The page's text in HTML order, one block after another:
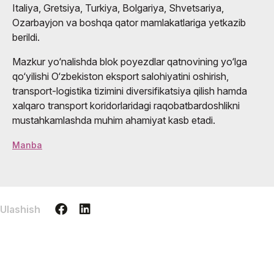
Italiya, Gretsiya, Turkiya, Bolgariya, Shvetsariya,
Ozarbayjon va boshqa qator mamlakatlariga yetkazib
berildi.
Mazkur yo‘nalishda blok poyezdlar qatnovining yo‘lga
qo‘yilishi O‘zbekiston eksport salohiyatini oshirish,
transport-logistika tizimini diversifikatsiya qilish hamda
xalqaro transport koridorlaridagi raqobatbardoshlikni
mustahkamlashda muhim ahamiyat kasb etadi.
Manba
Ulashish